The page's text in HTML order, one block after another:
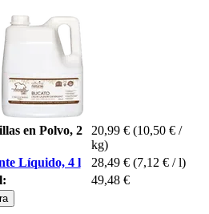
en Polvo, 2
20,99 € (10,50 € /
kg)
Líquido, 4 l
28,49 € (7,12 € / l)
49,48 €